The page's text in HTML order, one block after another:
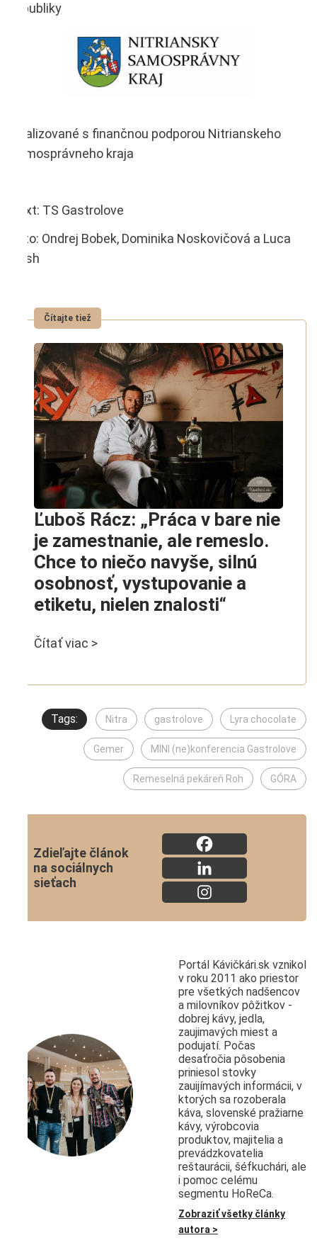
republiky
Realizované s finančnou podporou Nitrianskeho
samosprávneho kraja
Text: TS Gastrolove
Foto: Ondrej Bobek, Dominika Noskovičová a Luca
Bush
Ľuboš Rácz: „Práca v bare nie
je zamestnanie, ale remeslo.
Chce to niečo navyše, silnú
osobnosť, vystupovanie a
etiketu, nielen znalosti“
Čítať viac >
Tags: Nitra gastrolove Lyra chocolate
Gemer MINI (ne)konferencia Gastrolove
Remeselná pekáreň Roh GÓRA
Zdieľajte článok
na sociálnych
sieťach
Portál Kávičkári.sk vznikol
v roku 2011 ako priestor
pre všetkých nadšencov
a milovníkov pôžitkov -
dobrej kávy, jedla,
zaujimavých miest a
podujatí. Počas
desaťročia pôsobenia
priniesol stovky
zauijímavých informácii, v
ktorých sa rozoberala
káva, slovenské pražiarne
kávy, výrobcovia
produktov, majitelia a
prevádzkovatelia
reštaurácii, šéfkuchári, ale
i pomoc celému
segmentu HoReCa.
Zobraziť všetky články
autora >